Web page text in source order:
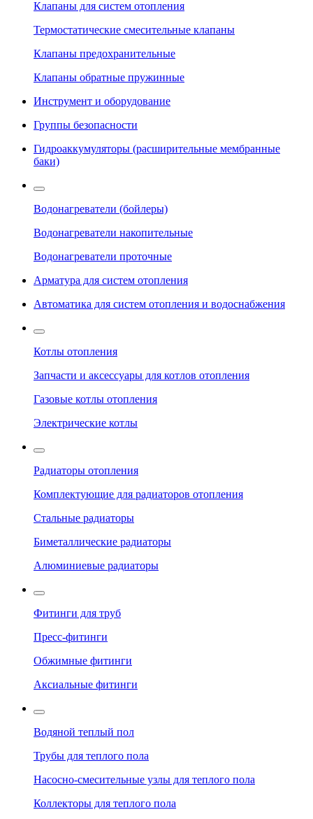
Клапаны для систем отопления
Термостатические смесительные клапаны
Клапаны предохранительные
Клапаны обратные пружинные
Инструмент и оборудование
Группы безопасности
Гидроаккумуляторы (расширительные мембранные
баки)
Водонагреватели (бойлеры)
Водонагреватели накопительные
Водонагреватели проточные
Арматура для систем отопления
Автоматика для систем отопления и водоснабжения
Котлы отопления
Запчасти и аксессуары для котлов отопления
Газовые котлы отопления
Электрические котлы
Радиаторы отопления
Комплектующие для радиаторов отопления
Стальные радиаторы
Биметаллические радиаторы
Алюминиевые радиаторы
Фитинги для труб
Пресс-фитинги
Обжимные фитинги
Аксиальные фитинги
Водяной теплый пол
Трубы для теплого пола
Насосно-смесительные узлы для теплого пола
Коллекторы для теплого пола